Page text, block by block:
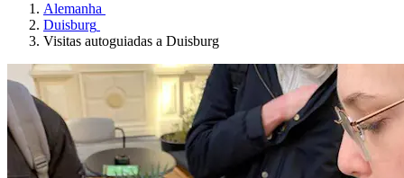
Alemanha
Duisburg
Visitas autoguiadas a Duisburg